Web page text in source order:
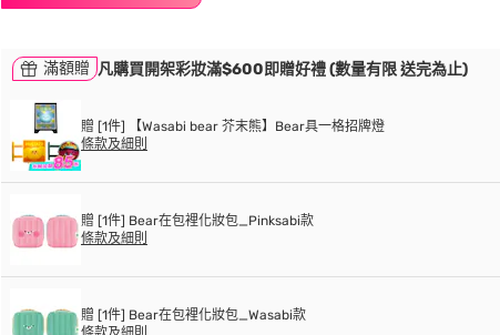
滿額贈 凡購買開架彩妝滿$600即贈好禮 (數量有限 送完為止)
贈 [1件] 【Wasabi bear 芥末熊】Bear具一格招牌燈
條款及細則
贈 [1件] Bear在包裡化妝包_Pinksabi款
條款及細則
贈 [1件] Bear在包裡化妝包_Wasabi款